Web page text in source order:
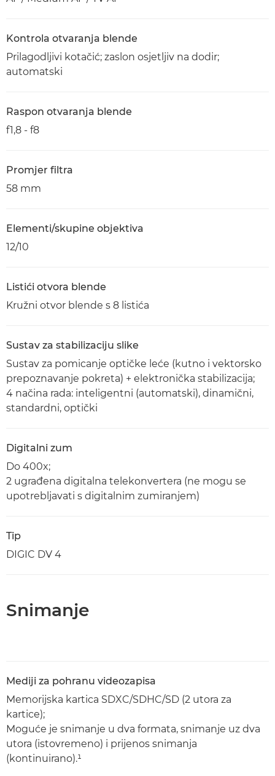
Kontrola otvaranja blende
Prilagodljivi kotačić; zaslon osjetljiv na dodir;
automatski
Raspon otvaranja blende
f1,8 - f8
Promjer filtra
58 mm
Elementi/skupine objektiva
12/10
Listići otvora blende
Kružni otvor blende s 8 listića
Sustav za stabilizaciju slike
Sustav za pomicanje optičke leće (kutno i vektorsko
prepoznavanje pokreta) + elektronička stabilizacija;
4 načina rada: inteligentni (automatski), dinamični,
standardni, optički
Digitalni zum
Do 400x;
2 ugrađena digitalna telekonvertera (ne mogu se
upotrebljavati s digitalnim zumiranjem)
Tip
DIGIC DV 4
Snimanje
Mediji za pohranu videozapisa
Memorijska kartica SDXC/SDHC/SD (2 utora za
kartice);
Moguće je snimanje u dva formata, snimanje uz dva
utora (istovremeno) i prijenos snimanja
(kontinuirano).¹